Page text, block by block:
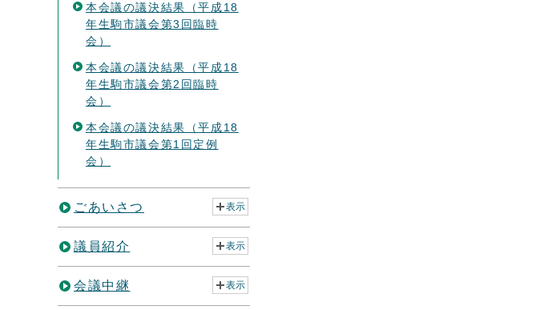
本会議の議決結果（平成18
年生駒市議会第3回臨時
会）
本会議の議決結果（平成18
年生駒市議会第2回臨時
会）
本会議の議決結果（平成18
年生駒市議会第1回定例
会）
ごあいさつ 表示
議員紹介 表示
会議中継 表示